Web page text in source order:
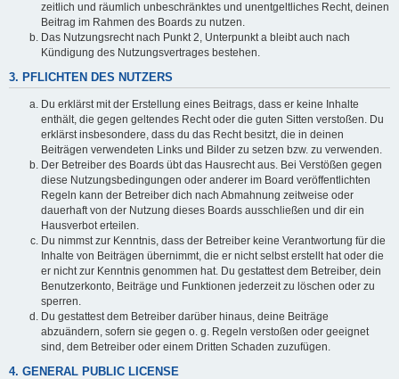
zeitlich und räumlich unbeschränktes und unentgeltliches Recht, deinen
Beitrag im Rahmen des Boards zu nutzen.
Das Nutzungsrecht nach Punkt 2, Unterpunkt a bleibt auch nach
Kündigung des Nutzungsvertrages bestehen.
3. PFLICHTEN DES NUTZERS
Du erklärst mit der Erstellung eines Beitrags, dass er keine Inhalte
enthält, die gegen geltendes Recht oder die guten Sitten verstoßen. Du
erklärst insbesondere, dass du das Recht besitzt, die in deinen
Beiträgen verwendeten Links und Bilder zu setzen bzw. zu verwenden.
Der Betreiber des Boards übt das Hausrecht aus. Bei Verstößen gegen
diese Nutzungsbedingungen oder anderer im Board veröffentlichten
Regeln kann der Betreiber dich nach Abmahnung zeitweise oder
dauerhaft von der Nutzung dieses Boards ausschließen und dir ein
Hausverbot erteilen.
Du nimmst zur Kenntnis, dass der Betreiber keine Verantwortung für die
Inhalte von Beiträgen übernimmt, die er nicht selbst erstellt hat oder die
er nicht zur Kenntnis genommen hat. Du gestattest dem Betreiber, dein
Benutzerkonto, Beiträge und Funktionen jederzeit zu löschen oder zu
sperren.
Du gestattest dem Betreiber darüber hinaus, deine Beiträge
abzuändern, sofern sie gegen o. g. Regeln verstoßen oder geeignet
sind, dem Betreiber oder einem Dritten Schaden zuzufügen.
4. GENERAL PUBLIC LICENSE